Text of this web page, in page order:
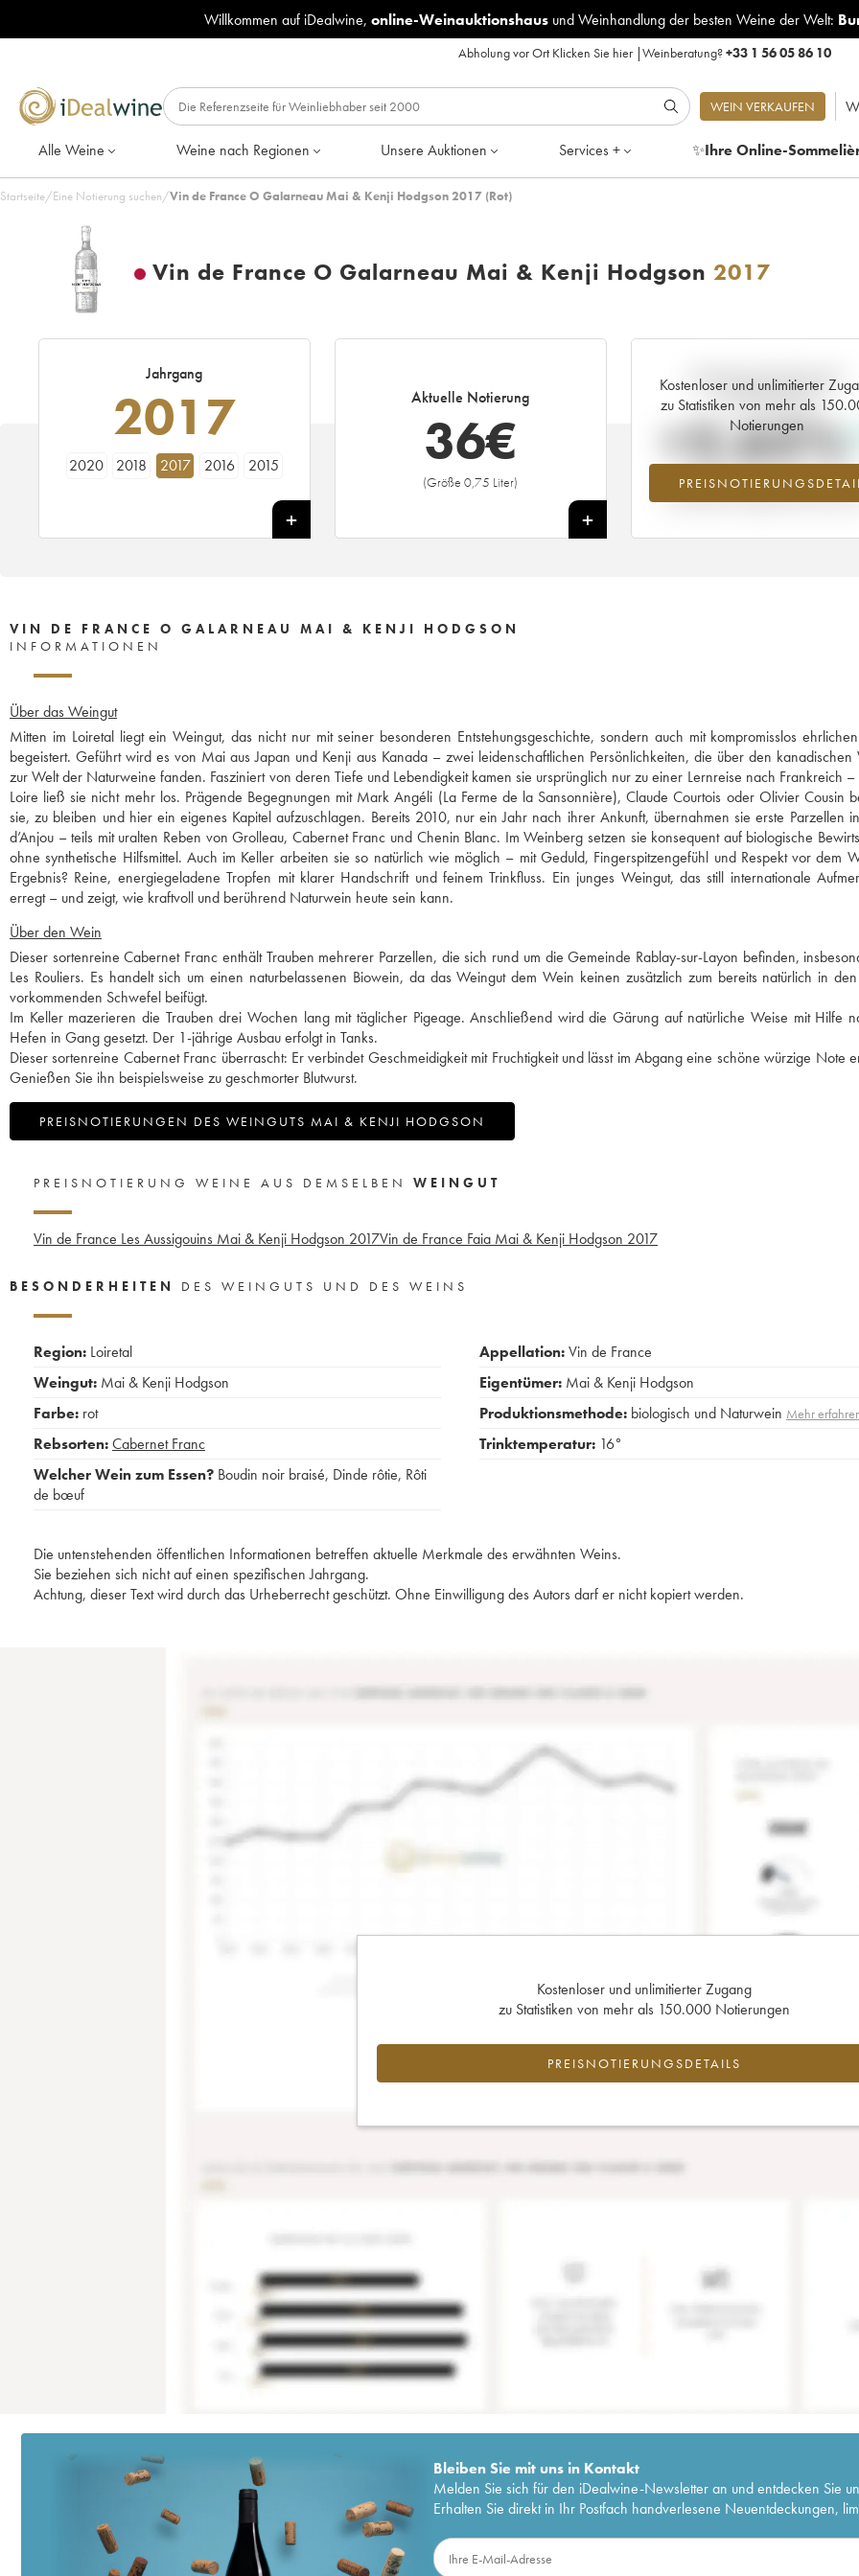
Willkommen auf iDealwine, online-Weinauktionshausund Weinhandlung der besten Weine der Welt:
Abholung vor Ort Klicken Sie hier|Weinberatung?+33 1 56 05 86 10
WEIN VERKAUFEN
Alle Weine Weine nach Regionen Unsere Auktionen Services + ✨Ihre Online-
Startseite/Eine Notierung suchen/Vin de France O Galarneau Mai & Kenji Hodgson 2017 (Rot)
Vin de France O Galarneau Mai & Kenji Hodgson 2017
Jahrgang
2017
2020 2018 2017 2016 2015
Aktuelle Notierung
36€
(Größe 0,75 Liter)
+
Kostenloser und unlimitierter
zu Statistiken von mehr als
Notierungen
Aktuelle Entwicklung der
Preisnotierung
+2.65%
Preisanstiegs des Jahrgangs 2017
Jahr 2026 im Vergleich zum Jahr
VIN DE FRANCE O GALARNEAU MAI & KENJI HODGSON
INFORMATIONEN
Über das Weingut
Mitten im Loiretal liegt ein Weingut, das nicht nur mit seiner besonderen Entstehungsgeschichte, sondern auch mit kompromisslos
begeistert. Geführt wird es von Mai aus Japan und Kenji aus Kanada – zwei leidenschaftlichen Persönlichkeiten, die über den kanadischen
zur Welt der Naturweine fanden. Fasziniert von deren Tiefe und Lebendigkeit kamen sie ursprünglich nur zu einer Lernreise nach Frankreich
Loire ließ sie nicht mehr los. Prägende Begegnungen mit Mark Angéli (La Ferme de la Sansonnière), Claude Courtois oder Olivier Cousin
sie, zu bleiben und hier ein eigenes Kapitel aufzuschlagen. Bereits 2010, nur ein Jahr nach ihrer Ankunft, übernahmen sie erste Parzellen
d’Anjou – teils mit uralten Reben von Grolleau, Cabernet Franc und Chenin Blanc. Im Weinberg setzen sie konsequent auf biologische
ohne synthetische Hilfsmittel. Auch im Keller arbeiten sie so natürlich wie möglich – mit Geduld, Fingerspitzengefühl und Respekt vor dem
Ergebnis? Reine, energiegeladene Tropfen mit klarer Handschrift und feinem Trinkfluss. Ein junges Weingut, das still internationale
erregt – und zeigt, wie kraftvoll und berührend Naturwein heute sein kann.
Über den Wein
Dieser sortenreine Cabernet Franc enthält Trauben mehrerer Parzellen, die sich rund um die Gemeinde Rablay-sur-Layon befinden,
Les Rouliers. Es handelt sich um einen naturbelassenen Biowein, da das Weingut dem Wein keinen zusätzlich zum bereits natürlich in
vorkommenden Schwefel beifügt.
Im Keller mazerieren die Trauben drei Wochen lang mit täglicher Pigeage. Anschließend wird die Gärung auf natürliche Weise mit Hilfe
Hefen in Gang gesetzt. Der 1-jährige Ausbau erfolgt in Tanks.
Dieser sortenreine Cabernet Franc überrascht: Er verbindet Geschmeidigkeit mit Fruchtigkeit und lässt im Abgang eine schöne würzige Note
Genießen Sie ihn beispielsweise zu geschmorter Blutwurst.
PREISNOTIERUNGEN DES WEINGUTS MAI & KENJI HODGSON
PREISNOTIERUNG WEINE AUS DEMSELBEN WEINGUT
Vin de France Les Aussigouins Mai & Kenji Hodgson 2017Vin de France Faia Mai & Kenji Hodgson 2017
BESONDERHEITEN DES WEINGUTS UND DES WEINS
Region: Loiretal
Weingut: Mai & Kenji Hodgson
Farbe: rot
Rebsorten:Cabernet Franc
Welcher Wein zum Essen? Boudin noir braisé, Dinde rôtie, Rôti
de bœuf
Appellation:Vin de France
Eigentümer: Mai & Kenji Hodgson
Produktionsmethode: biologisch und Naturwein Mehr
Trinktemperatur: 16°
Die untenstehenden öffentlichen Informationen betreffen aktuelle Merkmale des erwähnten Weins.
Sie beziehen sich nicht auf einen spezifischen Jahrgang.
Achtung, dieser Text wird durch das Urheberrecht geschützt. Ohne Einwilligung des Autors darf er nicht kopiert werden.
Kostenloser und unlimitierter Zugang
zu Statistiken von mehr als 150.000 Notierungen
PREISNOTIERUNGSDETAILS
Bleiben Sie mit uns in Kontakt
Melden Sie sich für den iDealwine-Newsletter an und entdecken Sie
Erhalten Sie direkt in Ihr Postfach handverlesene Neuentdeckungen,